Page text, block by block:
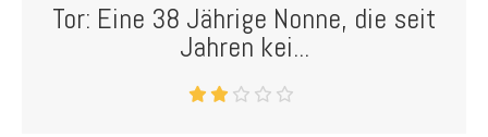
Tor: Eine 38 Jährige Nonne, die seit
Jahren kei...